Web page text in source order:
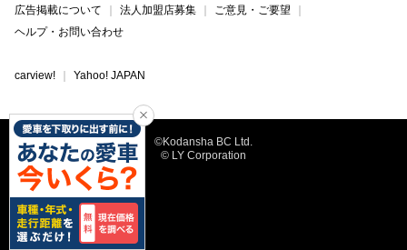
広告掲載について
法人加盟店募集
ご意見・ご要望
ヘルプ・お問い合わせ
carview! Yahoo! JAPAN
©Kodansha BC Ltd.
© LY Corporation